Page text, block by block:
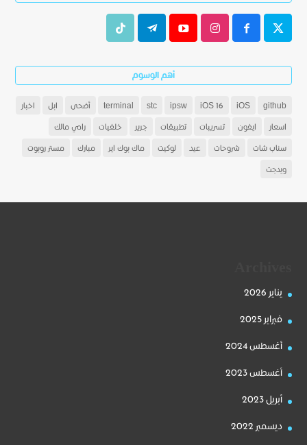
أهم الوسوم
github
iOS
iOS 16
ipsw
stc
terminal أضحى ابل
اخبار
اسعار
ايفون تسريبات تطبيقات جرير خلفيات
رامي مالك
سناب شات
شروحات عيد لوكيت ماك بوك اير مبارك
مستر روبوت
ويدجت
يناير 2026
فبراير 2025
أغسطس 2024
أغسطس 2023
أبريل 2023
ديسمبر 2022